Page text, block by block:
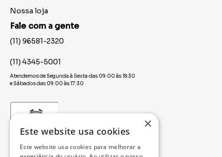
Nossa loja
Fale com a gente
(11) 96581-2320
(11) 4345-5001
Atendemos de Segunda à Sexta das 09:00 às 18:30
e Sábados das 09:00 às 17:30
×
Este website usa cookies
Este website usa cookies para melhorar a